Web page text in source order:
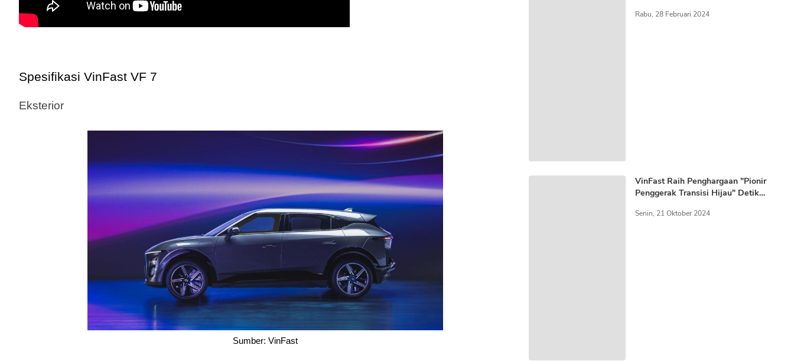
Spesifikasi VinFast VF 7
Eksterior
Sumber: VinFast
Rabu, 28 Februari 2024
VinFast Raih Penghargaan "Pionir
Penggerak Transisi Hijau" Detik
Senin, 21 Oktober 2024